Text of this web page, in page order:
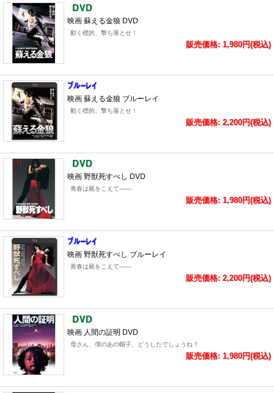
映画 蘇える金狼 DVD
動く標的、撃ち落とせ！
販売価格: 1,980円(税込)
映画 蘇える金狼 ブルーレイ
動く標的、撃ち落とせ！
販売価格: 2,200円(税込)
映画 野獣死すべし DVD
青春は屍をこえて――
販売価格: 1,980円(税込)
映画 野獣死すべし ブルーレイ
青春は屍をこえて――
販売価格: 2,200円(税込)
映画 人間の証明 DVD
母さん、僕のあの帽子、どうしたでしょうね？
販売価格: 1,980円(税込)